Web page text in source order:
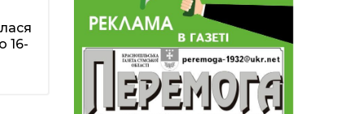
16-
20:00
28 лип
Житлові сертифікати,
підготовка до зими та
підтримка ВПО: підсумки
засідання виконкому
Краснопільської
селищної ради